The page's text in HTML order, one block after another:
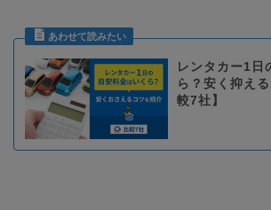
レンタカー1日
ら？安く抑え
較7社】